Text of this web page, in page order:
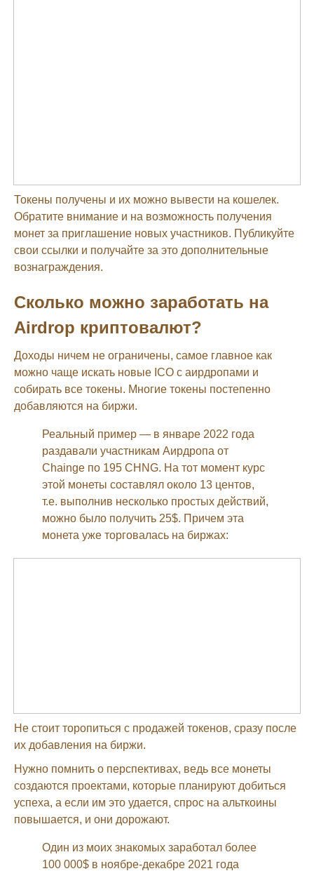
Токены получены и их можно вывести на кошелек.
Обратите внимание и на возможность получения
монет за приглашение новых участников. Публикуйте
свои ссылки и получайте за это дополнительные
вознаграждения.
Сколько можно заработать на
Airdrop криптовалют?
Доходы ничем не ограничены, самое главное как
можно чаще искать новые ICO с аирдропами и
собирать все токены. Многие токены постепенно
добавляются на биржи.
Реальный пример — в январе 2022 года
раздавали участникам Аирдропа от
Chainge по 195 CHNG. На тот момент курс
этой монеты составлял около 13 центов,
т.е. выполнив несколько простых действий,
можно было получить 25$. Причем эта
монета уже торговалась на биржах:
Не стоит торопиться с продажей токенов, сразу после
их добавления на биржи.
Нужно помнить о перспективах, ведь все монеты
создаются проектами, которые планируют добиться
успеха, а если им это удается, спрос на альткоины
повышается, и они дорожают.
Один из моих знакомых заработал более
100 000$ в ноябре-декабре 2021 года